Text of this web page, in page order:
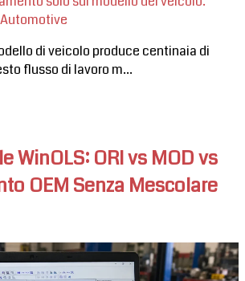
di veicolo produce centinaia di
flusso di lavoro m...
WinOLS: ORI vs MOD vs
OEM Senza Mescolare